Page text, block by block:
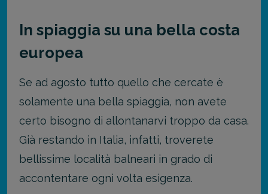
In spiaggia su una bella costa
europea
Se ad agosto tutto quello che cercate è
solamente una bella spiaggia, non avete
certo bisogno di allontanarvi troppo da casa.
Già restando in Italia, infatti, troverete
bellissime località balneari in grado di
accontentare ogni volta esigenza.